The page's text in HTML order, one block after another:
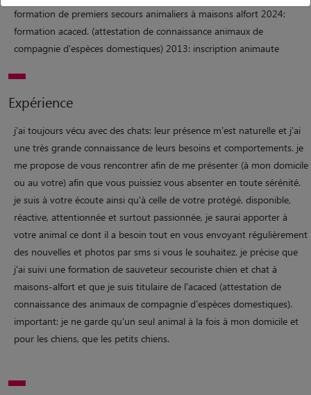
formation de premiers secours animaliers à maisons alfort 2024:
formation acaced. (attestation de connaissance animaux de
compagnie d'espèces domestiques) 2013: inscription animaute
Expérience
j'ai toujours vécu avec des chats: leur présence m'est naturelle et j'ai
une très grande connaissance de leurs besoins et comportements. je
me propose de vous rencontrer afin de me présenter (à mon domicile
ou au votre) afin que vous puissiez vous absenter en toute sérénité.
je suis à votre écoute ainsi qu'à celle de votre protégé. disponible,
réactive, attentionnée et surtout passionnée, je saurai apporter à
votre animal ce dont il a besoin tout en vous envoyant régulièrement
des nouvelles et photos par sms si vous le souhaitez. je précise que
j'ai suivi une formation de sauveteur secouriste chien et chat à
maisons-alfort et que je suis titulaire de l'acaced (attestation de
connaissance des animaux de compagnie d'espèces domestiques).
important: je ne garde qu'un seul animal à la fois à mon domicile et
pour les chiens, que les petits chiens.